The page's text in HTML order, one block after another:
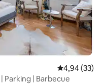
Évaluation
4,94 (33)
Parking | Barbecue